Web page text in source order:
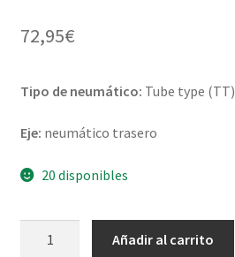
72,95€
Tipo de neumático: Tube type (TT)
Eje: neumático trasero
20 disponibles
Añadir al carrito